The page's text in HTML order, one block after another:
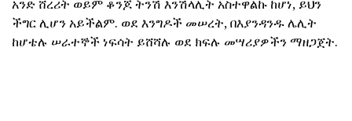
አንድ ሸረሪት ወይም ቆንጆ ትንሽ እንሽላሊት አስተዋልኩ ከሆነ, ይህን
ችግር ሊሆን አይችልም. ወደ እንግዶች መሠረት, በእያንዳንዱ ሌሊት
ከሆቴሉ ሠራተኞች ነፍሳት ይሸሻሉ ወደ ክፍሉ መሣሪያዎችን ማዘጋጀት.